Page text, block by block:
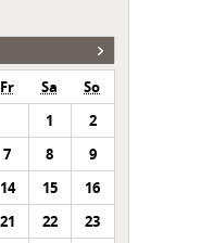
Fr Sa
So
1
2
7 8
9
14 15
16
21 22
23